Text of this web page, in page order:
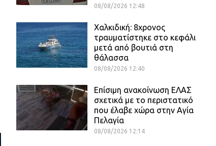
08/08/2026 12:48
Χαλκιδική: 8χρονος
τραυματίστηκε στο κεφάλι
μετά από βουτιά στη
θάλασσα
08/08/2026 12:40
Επίσιμη ανακοίνωση ΕΛΑΣ
σχετικά με το περιστατικό
που έλαβε χώρα στην Αγία
Πελαγία
08/08/2026 12:14